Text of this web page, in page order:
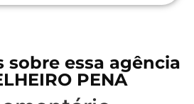
sobre essa agência
PENA